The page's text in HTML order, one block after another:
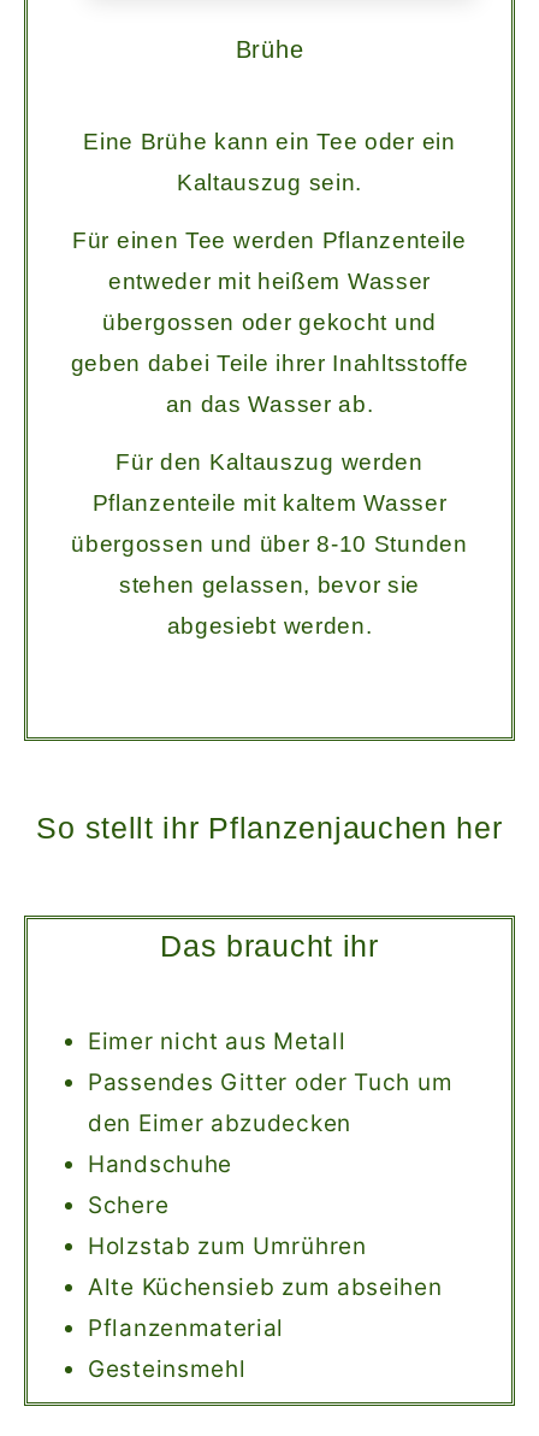
Brühe
Eine Brühe kann ein Tee oder ein
Kaltauszug sein.
Für einen Tee werden Pflanzenteile
entweder mit heißem Wasser
übergossen oder gekocht und
geben dabei Teile ihrer Inahltsstoffe
an das Wasser ab.
Für den Kaltauszug werden
Pflanzenteile mit kaltem Wasser
übergossen und über 8-10 Stunden
stehen gelassen, bevor sie
abgesiebt werden.
So stellt ihr Pflanzenjauchen her
Das braucht ihr
Eimer nicht aus Metall
Passendes Gitter oder Tuch um
den Eimer abzudecken
Handschuhe
Schere
Holzstab zum Umrühren
Alte Küchensieb zum abseihen
Pflanzenmaterial
Gesteinsmehl